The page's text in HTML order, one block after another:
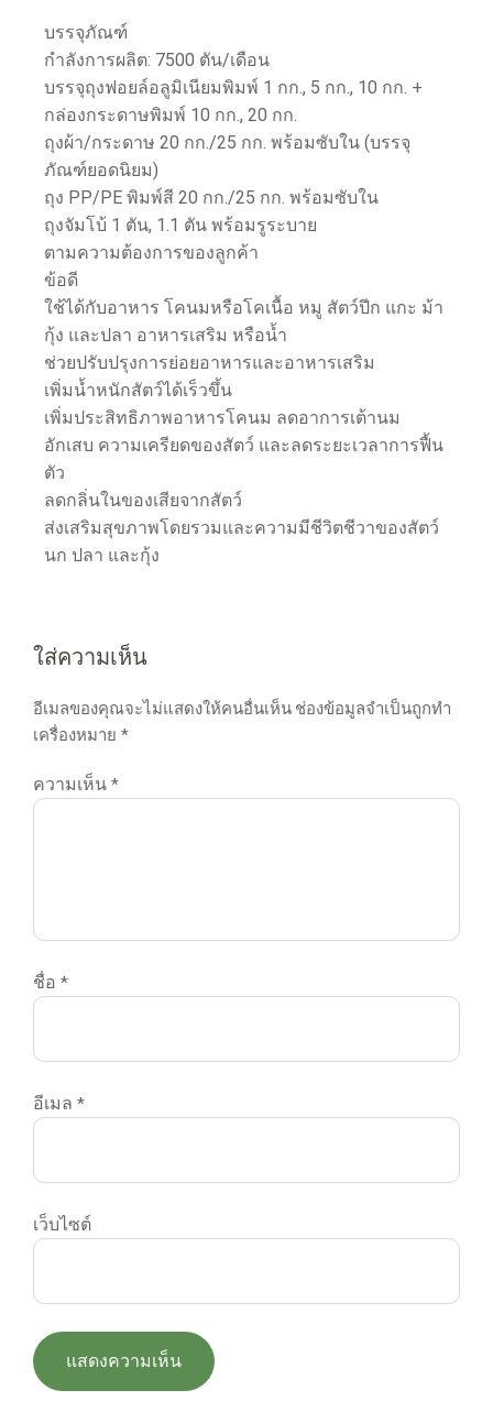
บรรจุภัณฑ์
กำลังการผลิต: 7500 ตัน/เดือน
บรรจุถุงฟอยล์อลูมิเนียมพิมพ์ 1 กก., 5 กก., 10 กก. +
กล่องกระดาษพิมพ์ 10 กก., 20 กก.
ถุงผ้า/กระดาษ 20 กก./25 กก. พร้อมซับใน (บรรจุ
ภัณฑ์ยอดนิยม)
ถุง PP/PE พิมพ์สี 20 กก./25 กก. พร้อมซับใน
ถุงจัมโบ้ 1 ตัน, 1.1 ตัน พร้อมรูระบาย
ตามความต้องการของลูกค้า
ข้อดี
ใช้ได้กับอาหาร โคนมหรือโคเนื้อ หมู สัตว์ปีก แกะ ม้า
กุ้ง และปลา อาหารเสริม หรือน้ำ
ช่วยปรับปรุงการย่อยอาหารและอาหารเสริม
เพิ่มน้ำหนักสัตว์ได้เร็วขึ้น
เพิ่มประสิทธิภาพอาหารโคนม ลดอาการเต้านม
อักเสบ ความเครียดของสัตว์ และลดระยะเวลาการฟื้น
ตัว
ลดกลิ่นในของเสียจากสัตว์
ส่งเสริมสุขภาพโดยรวมและความมีชีวิตชีวาของสัตว์
นก ปลา และกุ้ง
ใส่ความเห็น
อีเมลของคุณจะไม่แสดงให้คนอื่นเห็น ช่องข้อมูลจำเป็นถูกทำ
เครื่องหมาย *
ความเห็น *
ชื่อ *
อีเมล *
เว็บไซต์